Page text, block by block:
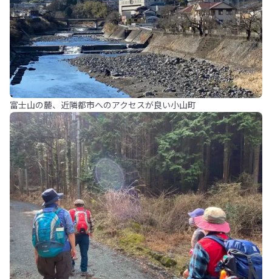
富士山の麓、近隣都市へのアクセスが良い小山町